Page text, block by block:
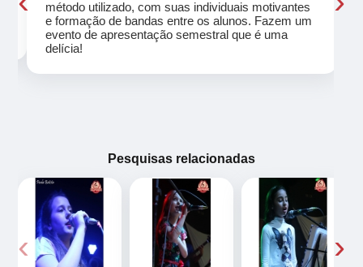
método utilizado, com suas individuais motivantes
e formação de bandas entre os alunos. Fazem um
evento de apresentação semestral que é uma
delícia!
Pesquisas relacionadas
‹ ›